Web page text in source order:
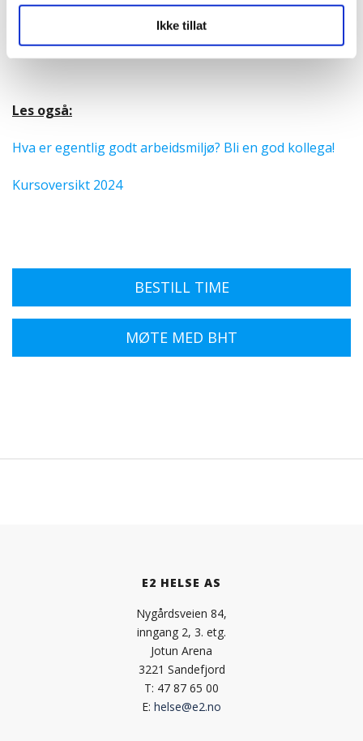
Ikke tillat
Handlingsplan
Påmelding innen 1 uke før kurset, til Mona,
Les også:
Hva er egentlig godt arbeidsmiljø? Bli en god kollega!
Kursoversikt 2024
BESTILL TIME
MØTE MED BHT
E2 HELSE AS
Nygårdsveien 84,
inngang 2, 3. etg.
Jotun Arena
3221 Sandefjord
T: 47 87 65 00
E: helse@e2.no